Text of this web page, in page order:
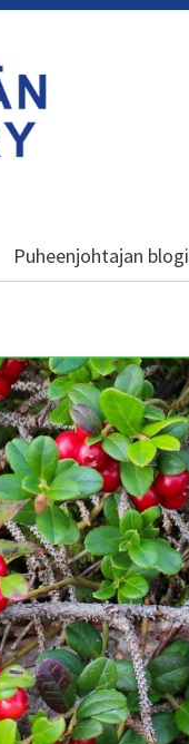
Puheenjohtajan blogi